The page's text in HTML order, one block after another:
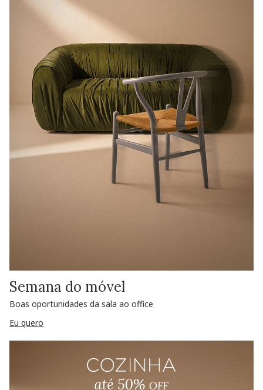
Semana do móvel
Boas oportunidades da sala ao office
Eu quero